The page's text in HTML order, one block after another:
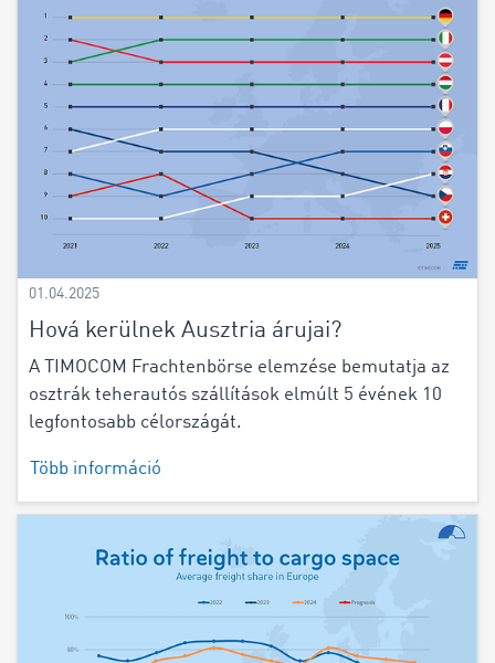
01.04.2025
Hová kerülnek Ausztria árujai?
A TIMOCOM Frachtenbörse elemzése bemutatja az
osztrák teherautós szállítások elmúlt 5 évének 10
legfontosabb célországát.
Több információ